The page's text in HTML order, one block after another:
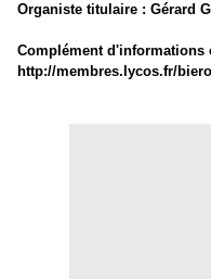
Organiste titulaire : Gérard
Complément d'informations
http://membres.lycos.fr/